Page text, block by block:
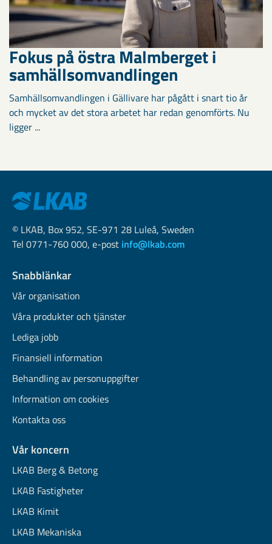
Fokus på östra Malmberget i
samhällsomvandlingen
Samhällsomvandlingen i Gällivare har pågått i snart tio år
och mycket av det stora arbetet har redan genomförts. Nu
ligger ...
© LKAB, Box 952, SE-971 28 Luleå, Sweden
Tel 0771-760 000, e-post info@lkab.com
Snabblänkar
Vår organisation
Våra produkter och tjänster
Lediga jobb
Finansiell information
Behandling av personuppgifter
Information om cookies
Kontakta oss
Vår koncern
LKAB Berg & Betong
LKAB Fastigheter
LKAB Kimit
LKAB Mekaniska